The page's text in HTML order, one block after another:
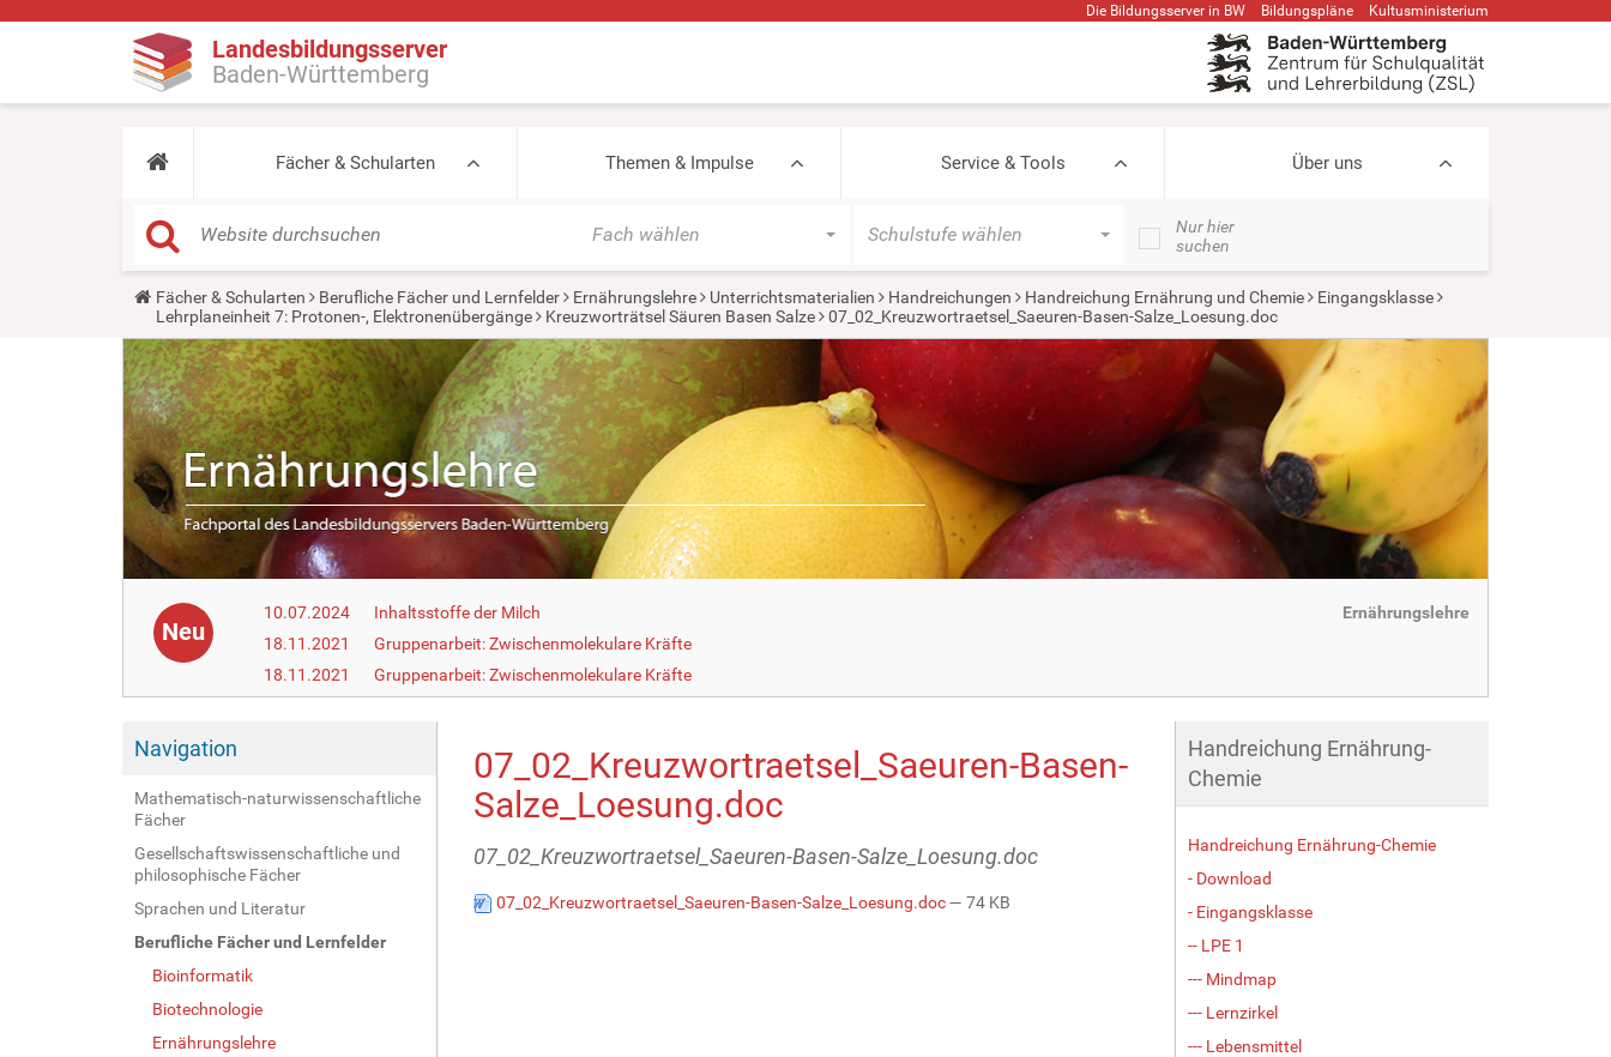
Die Bildungsserver in BW Bildungspläne Kultusministerium
Landesbildungsserver
Baden-Württemberg
Fächer & Schularten Themen & Impulse Service & Tools Über uns
Fach wählen Schulstufe wählen
Nur hier
suchen
Y
u
a
r
e
h
e
r
e
:
Fächer & Schularten Berufliche Fächer und Lernfelder Ernährungslehre Unterrichtsmaterialien Handreichungen Handreichung Ernährung und Chemie
Eingangsklasse
Lehrplaneinheit 7: Protonen-, Elektronenübergänge
Kreuzworträtsel Säuren Basen Salze 07_02_Kreuzwortraetsel_Saeuren-Basen-Salze_Loesung.doc
Neu
10.07.2024
Inhaltsstoffe der Milch
18.11.2021
Gruppenarbeit: Zwischenmolekulare Kräfte
18.11.2021
Gruppenarbeit: Zwischenmolekulare Kräfte
Ernährungslehre
Navigation
Mathematisch-naturwissenschaftliche
Fächer
Gesellschaftswissenschaftliche und
philosophische Fächer
Sprachen und Literatur
Berufliche Fächer und Lernfelder
Bioinformatik
Biotechnologie
Ernährungslehre
07_02_Kreuzwortraetsel_Saeuren-Basen-
Salze_Loesung.doc
07_02_Kreuzwortraetsel_Saeuren-Basen-Salze_Loesung.doc
07_02_Kreuzwortraetsel_Saeuren-Basen-Salze_Loesung.doc— 74 KB
Handreichung Ernährung-
Chemie
Handreichung Ernährung-Chemie
- Download
- Eingangsklasse
-- LPE 1
--- Mindmap
--- Lernzirkel
--- Lebensmittel